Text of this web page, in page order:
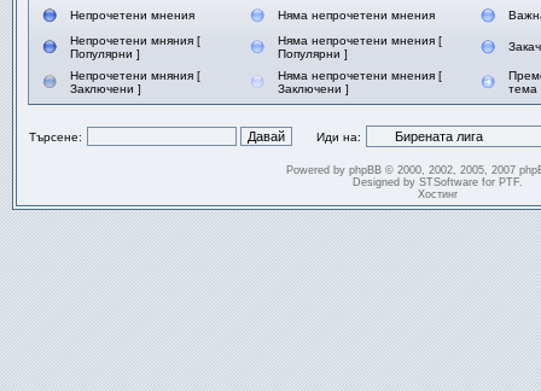
Непрочетени мнения Няма непрочетени мнения
Непрочетени мняния [
Популярни ]
Няма непрочетени мнения [
Популярни ]
Непрочетени мняния [
Заключени ]
Няма непрочетени мнения [
Заключени ]
тема
Търсене: Иди на:
Powered by phpBB© 2000, 2002, 2005, 2007
Designed by STSoftwarefor PTF.
Хостинг